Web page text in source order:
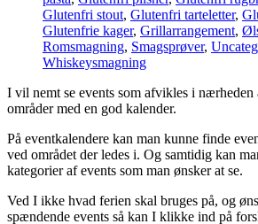
Glutenfri stout, Glutenfri tarteletter,
Glutenfrie kager, Grillarrangement,
Romsmagning, Smagsprøver,
Whiskeysmagning
I vil nemt se events som afvikles i
områder med en god kalender.
På eventkalendere kan man kunne finde
ved området der ledes i. Og samtidig kan
kategorier af events som man ønsker at se.
Ved I ikke hvad ferien skal bruges på, og
spændende events så kan I klikke ind på